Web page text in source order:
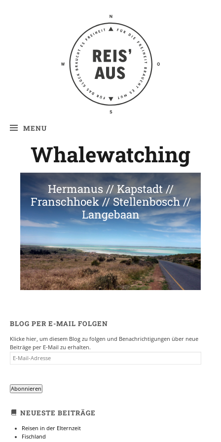
Reis' aus –
Reiseblog
MENU
Whalewatching
Hermanus // Kapstadt //
Franschhoek // Stellenbosch //
Langebaan
BLOG PER E-MAIL FOLGEN
Klicke hier, um diesem Blog zu folgen und Benachrichtigungen über neue
Beiträge per E-Mail zu erhalten.
E-
MAIL-
Abonnieren
NEUESTE BEITRÄGE
Reisen in der Elternzeit
Fischland